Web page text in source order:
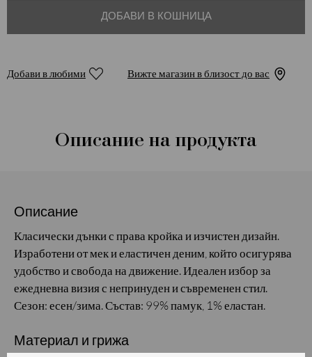
ДОБАВИ В КОШНИЦА
Добави в любими Вижте магазин в близост до вас
Описание на продукта
Описание
Класически дънки с права кройка и изчистен дизайн.
Изработени от мек и еластичен деним, който осигурява
удобство и свобода на движение. Идеален избор за
ежедневна визия с непринуден и съвременен стил.
Сезон: есен/зима. Състав: 99% памук, 1% еластан.
Материал и грижа